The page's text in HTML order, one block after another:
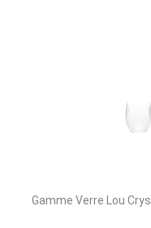
Gamme Verre Lou